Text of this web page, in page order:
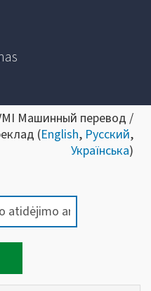
Машинный перевод /
(English, Русский,
Українська)